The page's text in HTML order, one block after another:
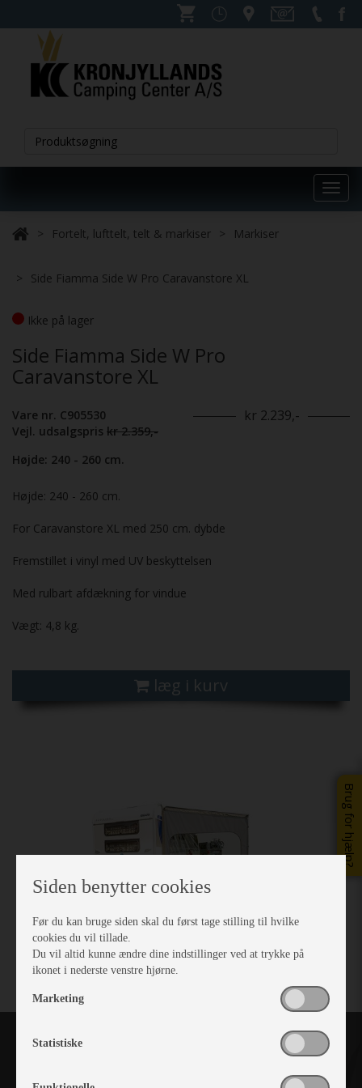
Brug for hjælp?
Fortelt, lufttelt, telt & markiser Markiser
Side Fiamma Side W Pro Caravanstore XL
Ikke på lager
Side Fiamma Side W Pro
Caravanstore XL
Vare nr. C905530
Vejl. udsalgspris kr 2.359,-
kr 2.239,-
Højde: 240 - 260 cm.
Højde: 240 - 260 cm.
For Caravanstore XL med 250 cm. dybde
Fremstillet i vinyl med UV beskyttelsen
Med rulbart afdækning for vindue
Vægt: 4,8 kg.
læg i kurv
Siden benytter cookies
Før du kan bruge siden skal du først tage stilling til hvilke
cookies du vil tillade.
Du vil altid kunne ændre dine indstillinger ved at trykke på
ikonet i nederste venstre hjørne.
Marketing
Statistiske